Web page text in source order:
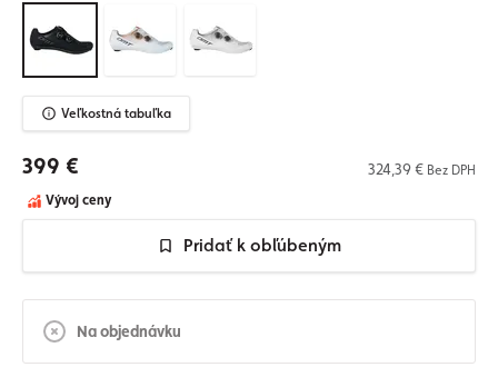
Veľkostná tabuľka
399 € 324,39 € Bez DPH
Vývoj ceny
Pridať k obľúbeným
Na objednávku